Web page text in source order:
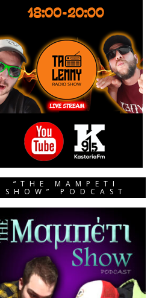
“THE MAMPETI
SHOW” PODCAST